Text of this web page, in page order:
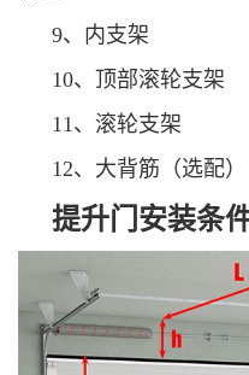
9、内支架
10、顶部滚轮
11、滚轮支架
12、大背筋（选配）
提升门安装条